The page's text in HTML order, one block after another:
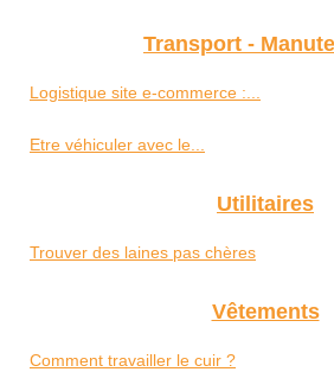
Transport -
Logistique site e-commerce :...
Etre véhiculer avec le...
Utilitaires
Trouver des laines pas chères
Vêtements
Comment travailler le cuir ?